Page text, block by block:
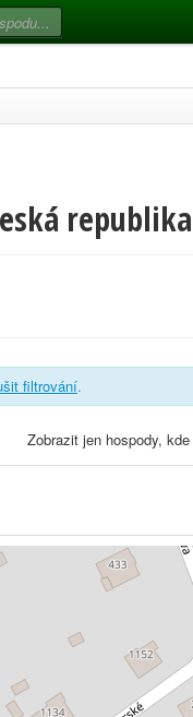
republika
filtrování.
Zobrazit jen hospody,